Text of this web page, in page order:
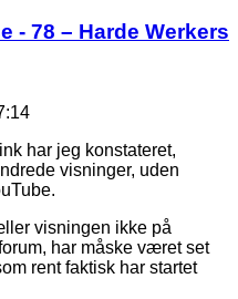
- 78 – Harde Werkers
har jeg konstateret,
visninger, uden
visningen ikke på
har måske været set
rent faktisk har startet